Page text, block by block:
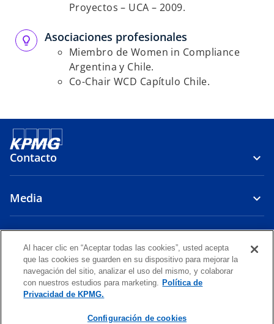
Proyectos – UCA – 2009.
Asociaciones profesionales
Miembro de Women in Compliance
Argentina y Chile.
Co-Chair WCD Capítulo Chile.
Contacto
Media
s
e
s
e
s
e
LegalPolítica de Privacidad
© 2026 KPMG Auditores Consultores Limitada, una sociedad chilena
Al hacer clic en “Aceptar todas las cookies”, usted acepta
que las cookies se guarden en su dispositivo para mejorar la
navegación del sitio, analizar el uso del mismo, y colaborar
con nuestros estudios para marketing. Política de
Privacidad de KPMG.
Configuración de cookies